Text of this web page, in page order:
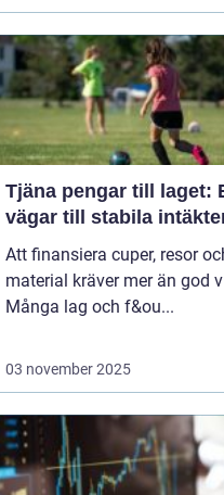
Tjäna pengar till laget:
vägar till stabila
Att finansiera cuper, resor
material kräver mer än god
Många lag och f&ou...
03 november 2025